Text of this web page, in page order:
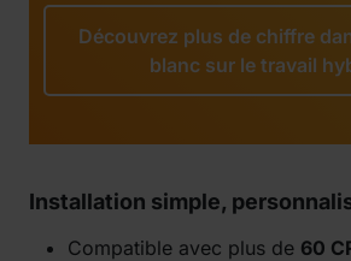
Découvrez plus de chiffre
blanc sur le travail
Installation simple,
Compatible avec plus de 60